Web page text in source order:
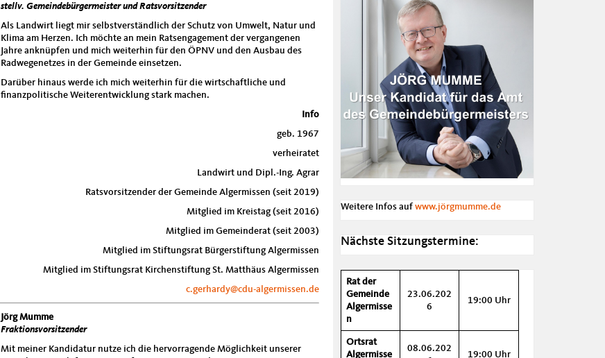
stellv. Gemeindebürgermeister und Ratsvorsitzender
Als Landwirt liegt mir selbstverständlich der Schutz von Umwelt, Natur und
Klima am Herzen. Ich möchte an mein Ratsengagement der vergangenen
Jahre anknüpfen und mich weiterhin für den ÖPNV und den Ausbau des
Radwegenetzes in der Gemeinde einsetzen.
Darüber hinaus werde ich mich weiterhin für die wirtschaftliche und
finanzpolitische Weiterentwicklung stark machen.
Info
geb. 1967
verheiratet
Landwirt und Dipl.-Ing. Agrar
Ratsvorsitzender der Gemeinde Algermissen (seit 2019)
Mitglied im Kreistag (seit 2016)
Mitglied im Gemeinderat (seit 2003)
Mitglied im Stiftungsrat Bürgerstiftung Algermissen
Mitglied im Stiftungsrat Kirchenstiftung St. Matthäus Algermissen
c.gerhardy@cdu-algermissen.de
Jörg Mumme
Fraktionsvorsitzender
Mit meiner Kandidatur nutze ich die hervorragende Möglichkeit unserer
Weitere Infos aufwww.jörgmumme.de
Nächste Sitzungstermine:
Rat der
Gemeinde
Algermisse
n
23.06.202
6
19:00 Uhr
Ortsrat
Algermisse
08.06.202
19:00 Uhr